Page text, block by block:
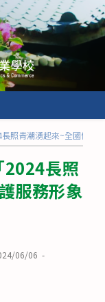
照青潮湧起來~全國健康
2024長照
服務形象
06/06